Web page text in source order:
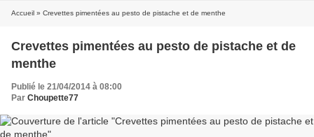
Accueil » Crevettes pimentées au pesto de pistache et de menthe
Crevettes pimentées au pesto de pistache et de
menthe
Publié le 21/04/2014 à 08:00
Par Choupette77